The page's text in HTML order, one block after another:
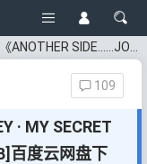
· MY SECRET · LIVE》[无损FLAC/MP3/1.25GB]百度云网盘下载
· MY SECRET
百度云网盘下
109